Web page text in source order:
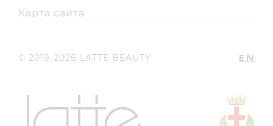
Карта сайта
© 2019-2026 LATTE BEAUTY EN